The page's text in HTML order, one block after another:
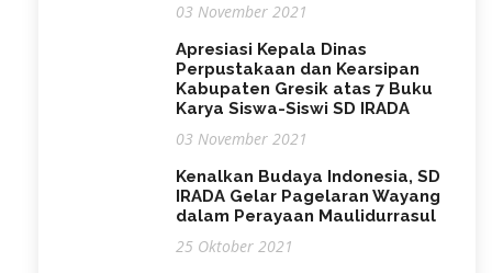
03 November 2021
Apresiasi Kepala Dinas
Perpustakaan dan Kearsipan
Kabupaten Gresik atas 7 Buku
Karya Siswa-Siswi SD IRADA
03 November 2021
Kenalkan Budaya Indonesia, SD
IRADA Gelar Pagelaran Wayang
dalam Perayaan Maulidurrasul
25 Oktober 2021